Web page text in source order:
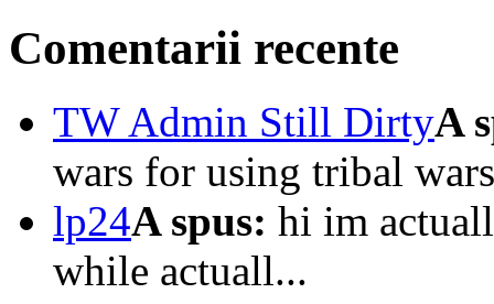
Comentarii recente
TW Admin Still DirtyA
wars for using tribal
lp24A spus: hi im
while actuall...